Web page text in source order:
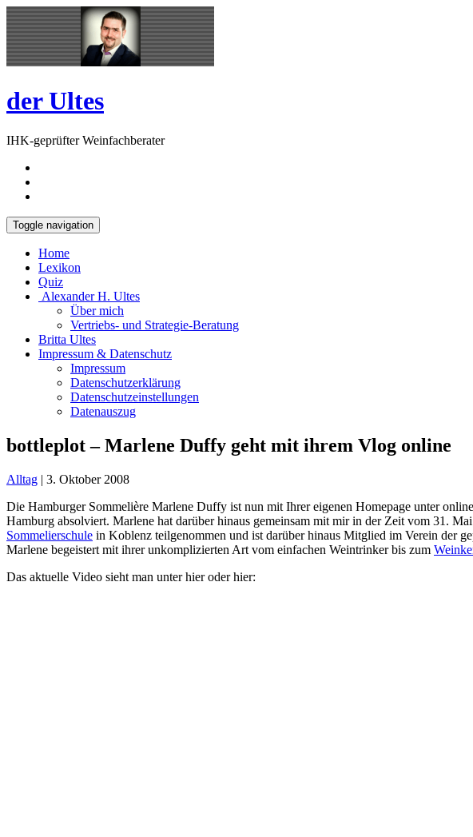
Skip
to
content
Open
Sidebar
der Ultes
IHK-geprüfter Weinfachberater
Toggle navigation
Home
Lexikon
Quiz
Alexander H. Ultes
Über mich
Vertriebs- und Strategie-Beratung
Britta Ultes
Impressum & Datenschutz
Impressum
Datenschutzerklärung
Datenschutzeinstellungen
Datenauszug
bottleplot – Marlene Duffy geht mit ihrem Vlog online
Alltag | 3. Oktober 2008
Die Hamburger Sommelière Marlene Duffy ist nun mit Ihrer eigenen Homepage unter
Hamburg absolviert. Marlene hat darüber hinaus gemeinsam mit mir in der Zeit vom 31.
Sommelierschule in Koblenz teilgenommen und ist darüber hinaus Mitglied im Verein der
Marlene begeistert mit ihrer unkomplizierten Art vom einfachen Weintrinker bis zum
Das aktuelle Video sieht man unterhieroder hier: